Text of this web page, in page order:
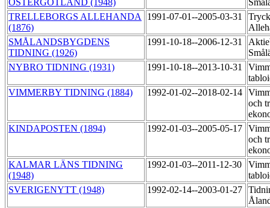
ÖSTERGÖTLAND (1948)
TRELLEBORGS ALLEHANDA
(1876)
1991-07-01--2005-03-31
SMÅLANDSBYGDENS
TIDNING (1926)
1991-10-18--2006-12-31
NYBRO TIDNING (1931)
1991-10-18--2013-10-31
VIMMERBY TIDNING (1884)
1992-01-02--2018-02-14
och
KINDAPOSTEN (1894)
1992-01-03--2005-05-17
och
KALMAR LÄNS TIDNING
(1948)
1992-01-03--2011-12-30
SVERIGENYTT (1948)
1992-02-14--2003-01-27